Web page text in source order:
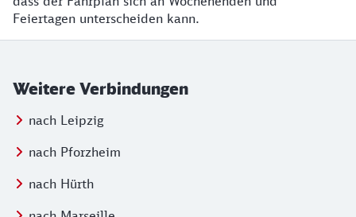
Feiertagen unterscheiden kann.
Weitere Verbindungen
nach Leipzig
nach Pforzheim
nach Hürth